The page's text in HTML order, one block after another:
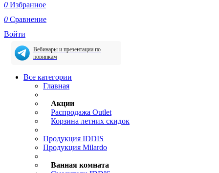
0 Избранное
0 Сравнение
Войти
Вебинары и презентации по
новинкам
Все категории
Главная
Акции
Распродажа Outlet
Корзина летних скидок
Продукция IDDIS
Продукция Milardo
Ванная комната